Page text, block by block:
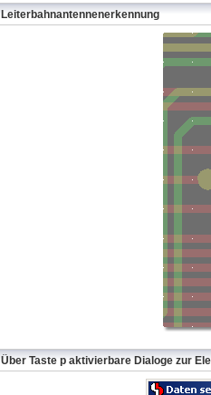
Leiterbahnantennenerkennung
Über Taste p aktivierbare Dialoge zur